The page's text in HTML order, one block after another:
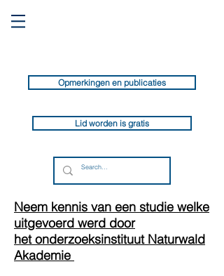
Opmerkingen en publicaties
Lid worden is gratis
Neem kennis van een studie welke
uitgevoerd werd door
het onderzoeksinstituut Naturwald
Akademie